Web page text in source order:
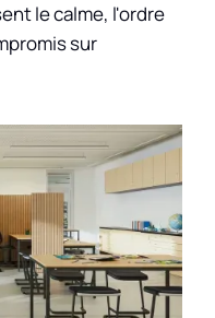
le calme, l'ordre
sur